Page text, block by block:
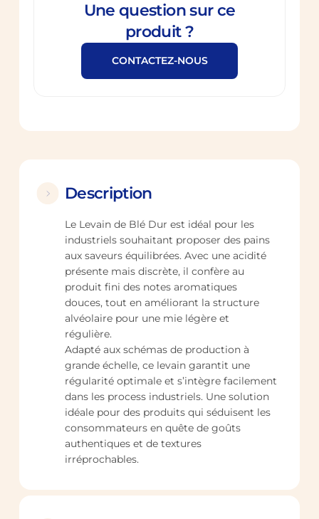
Une question sur ce
produit ?
CONTACTEZ-NOUS
Description
Le Levain de Blé Dur est idéal pour les
industriels souhaitant proposer des pains
aux saveurs équilibrées. Avec une acidité
présente mais discrète, il confère au
produit fini des notes aromatiques
douces, tout en améliorant la structure
alvéolaire pour une mie légère et
régulière.
Adapté aux schémas de production à
grande échelle, ce levain garantit une
régularité optimale et s’intègre facilement
dans les process industriels. Une solution
idéale pour des produits qui séduisent les
consommateurs en quête de goûts
authentiques et de textures
irréprochables.